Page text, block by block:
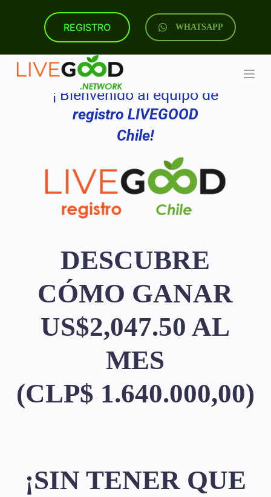
t
REGISTRO WHATSAPP
¡ Bienvenido al equipo de
registro LIVEGOOD
Chile!
DESCUBRE
CÓMO GANAR
US$2,047.50 AL
MES
(CLP$ 1.640.000,00)
¡SIN TENER QUE